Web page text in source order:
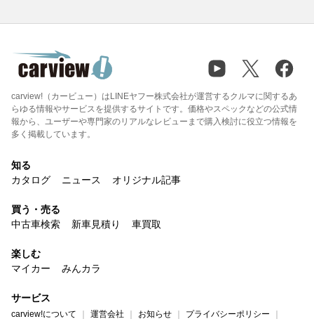
carview!（カービュー）はLINEヤフー株式会社が運営するクルマに関するあ
らゆる情報やサービスを提供するサイトです。価格やスペックなどの公式情
報から、ユーザーや専門家のリアルなレビューまで購入検討に役立つ情報を
多く掲載しています。
知る
カタログ
ニュース オリジナル記事
買う・売る
中古車検索
新車見積り 車買取
楽しむ
マイカー
みんカラ
サービス
carview!について 運営会社 お知らせ
プライバシーポリシー